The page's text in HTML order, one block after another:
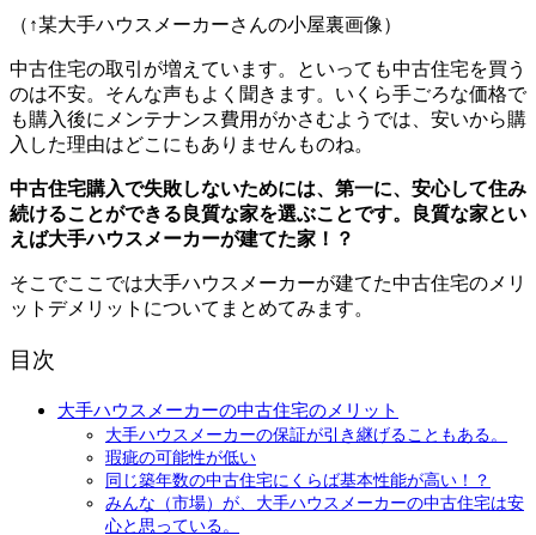
（↑某大手ハウスメーカーさんの小屋裏画像）
中古住宅の取引が増えています。といっても中古住宅を買う
のは不安。そんな声もよく聞きます。いくら手ごろな価格で
も購入後にメンテナンス費用がかさむようでは、安いから購
入した理由はどこにもありませんものね。
中古住宅購入で失敗しないためには、第一に、安心して住み
続けることができる良質な家を選ぶことです。良質な家とい
えば大手ハウスメーカーが建てた家！？
そこでここでは大手ハウスメーカーが建てた中古住宅のメリ
ットデメリットについてまとめてみます。
目次
大手ハウスメーカーの中古住宅のメリット
大手ハウスメーカーの保証が引き継げることもある。
瑕疵の可能性が低い
同じ築年数の中古住宅にくらば基本性能が高い！？
みんな（市場）が、大手ハウスメーカーの中古住宅は安
心と思っている。